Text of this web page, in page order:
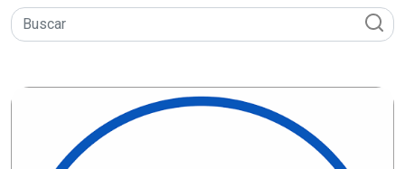
DO
RN
CICLISMO
COMPETIÇÃO